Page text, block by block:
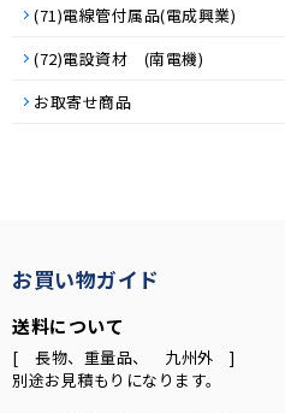
(71)電線管付属品(電成興業)
(72)電設資材 (南電機)
お取寄せ商品
お買い物ガイド
送料について
[ 長物、重量品、 九州外 ]
別途お見積もりになります。